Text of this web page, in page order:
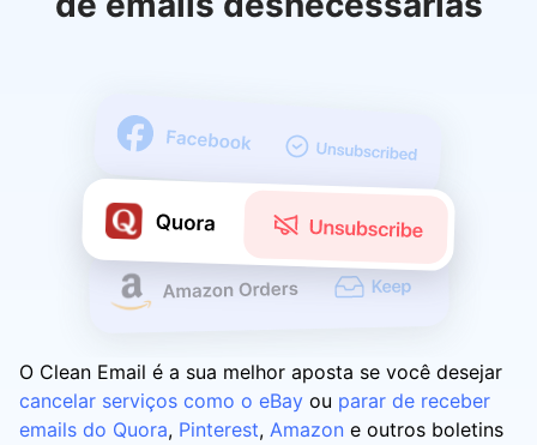
O Clean Email é a sua melhor aposta se você desejar
cancelar serviços como o eBay ou parar de receber
emails do Quora, Pinterest, Amazon e outros boletins